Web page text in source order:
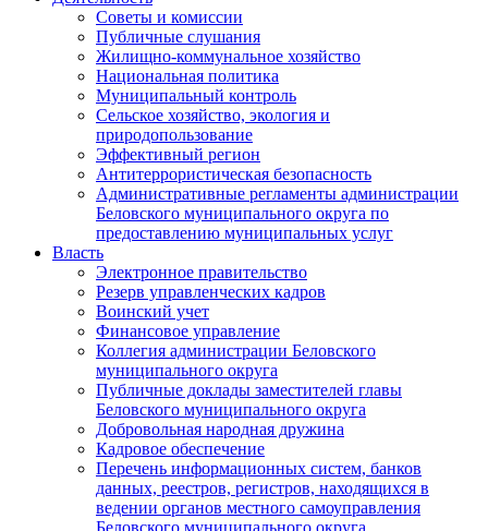
Советы и комиссии
Публичные слушания
Жилищно-коммунальное хозяйство
Национальная политика
Муниципальный контроль
Сельское хозяйство, экология и
природопользование
Эффективный регион
Антитеррористическая безопасность
Административные регламенты администрации
Беловского муниципального округа по
предоставлению муниципальных услуг
Власть
Электронное правительство
Резерв управленческих кадров
Воинский учет
Финансовое управление
Коллегия администрации Беловского
муниципального округа
Публичные доклады заместителей главы
Беловского муниципального округа
Добровольная народная дружина
Кадровое обеспечение
Перечень информационных систем, банков
данных, реестров, регистров, находящихся в
ведении органов местного самоуправления
Беловского муниципального округа